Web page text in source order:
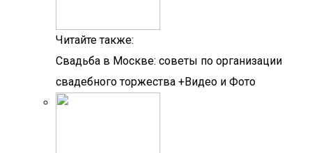
Читайте также:
Свадьба в Москве: советы по организации
свадебного торжества +Видео и Фото